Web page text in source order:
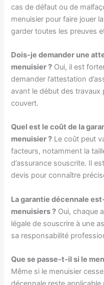
cas de défaut ou de
menuisier pour faire jouer
garder toutes les preuves
Dois-je demander une
menuisier ? Oui, il est
demander l’attestation
avant le début des travaux
couvert.
Quel est le coût de la
menuisier ? Le coût peut
facteurs, notamment la
d’assurance souscrite. Il
devis pour connaître
La garantie décennale
menuisiers ? Oui, chaque
légale de souscrire à une
sa responsabilité
Que se passe-t-il si le
Même si le menuisier